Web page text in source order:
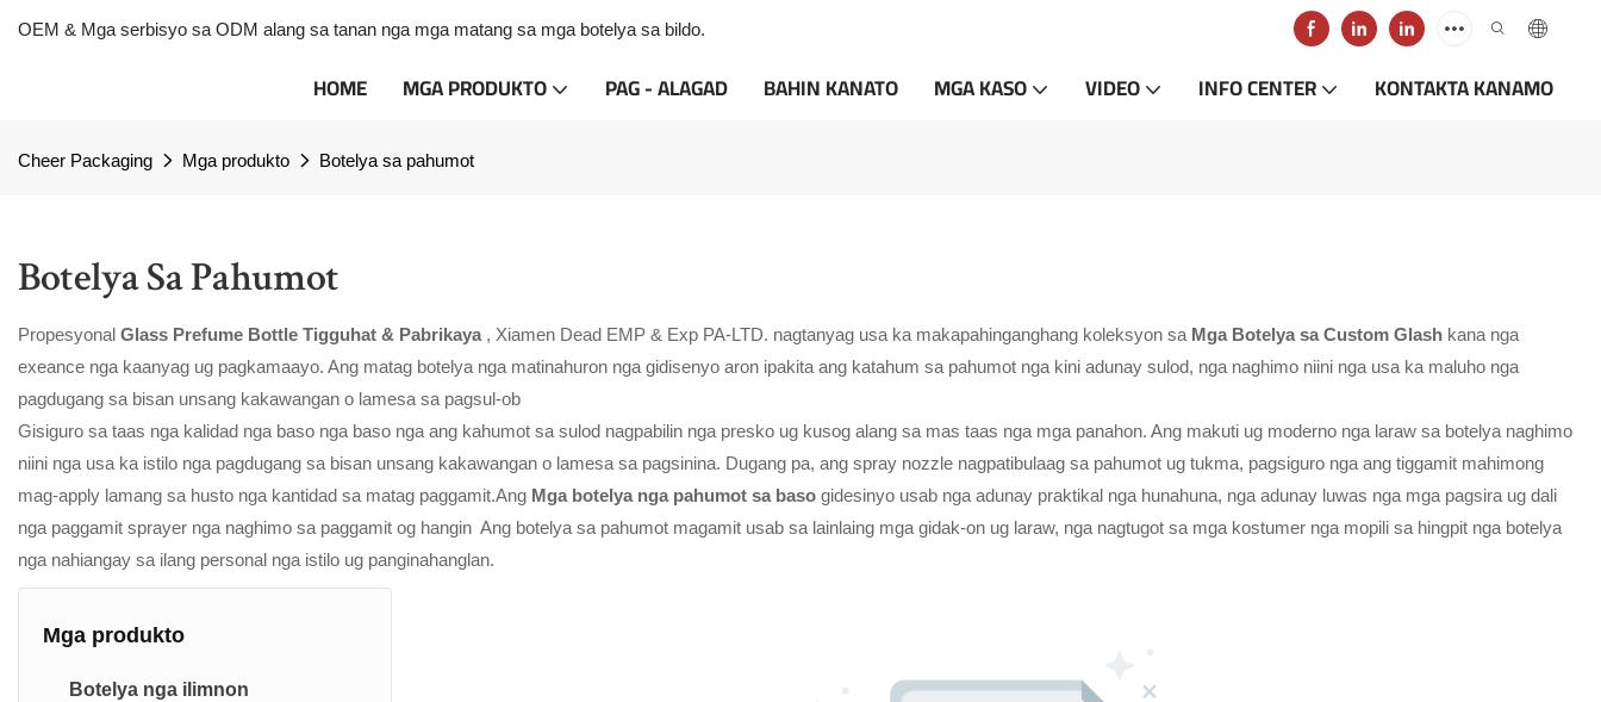
OEM & Mga serbisyo sa ODM alang sa tanan nga mga matang sa mga botelya sa bildo.
HOME MGA PRODUKTO PAG - ALAGAD BAHIN KANATO MGA KASO VIDEO INFO CENTER KONTAKTA KANAMO
Cheer Packaging Mga produkto Botelya sa pahumot
Botelya Sa Pahumot
Propesyonal Glass Prefume Bottle Tigguhat & Pabrikaya , Xiamen Dead EMP & Exp PA-LTD. nagtanyag usa ka makapahinganghang koleksyon sa Mga Botelya sa Custom Glash kana nga
exeance nga kaanyag ug pagkamaayo. Ang matag botelya nga matinahuron nga gidisenyo aron ipakita ang katahum sa pahumot nga kini adunay sulod, nga naghimo niini nga usa ka maluho nga
pagdugang sa bisan unsang kakawangan o lamesa sa pagsul-ob
Gisiguro sa taas nga kalidad nga baso nga baso nga ang kahumot sa sulod nagpabilin nga presko ug kusog alang sa mas taas nga mga panahon. Ang makuti ug moderno nga laraw sa botelya naghimo
niini nga usa ka istilo nga pagdugang sa bisan unsang kakawangan o lamesa sa pagsinina. Dugang pa, ang spray nozzle nagpatibulaag sa pahumot ug tukma, pagsiguro nga ang tiggamit mahimong
mag-apply lamang sa husto nga kantidad sa matag paggamit.Ang Mga botelya nga pahumot sa baso gidesinyo usab nga adunay praktikal nga hunahuna, nga adunay luwas nga mga pagsira ug dali
nga paggamit sprayer nga naghimo sa paggamit og hangin Ang botelya sa pahumot magamit usab sa lainlaing mga gidak-on ug laraw, nga nagtugot sa mga kostumer nga mopili sa hingpit nga botelya
nga nahiangay sa ilang personal nga istilo ug panginahanglan.
Mga produkto
Botelya nga ilimnon